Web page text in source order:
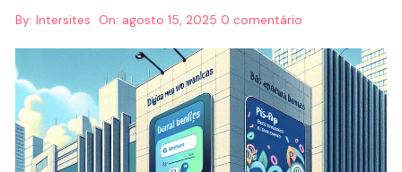
By: Intersites On: agosto 15, 2025 0 comentário